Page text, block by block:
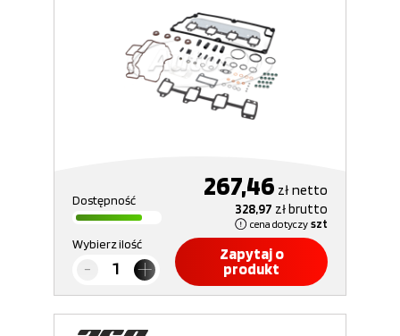
Dostępność 267,46 złnetto
328,97 złbrutto
cena dotyczy szt
Wybierz ilość
Zapytaj o
produkt